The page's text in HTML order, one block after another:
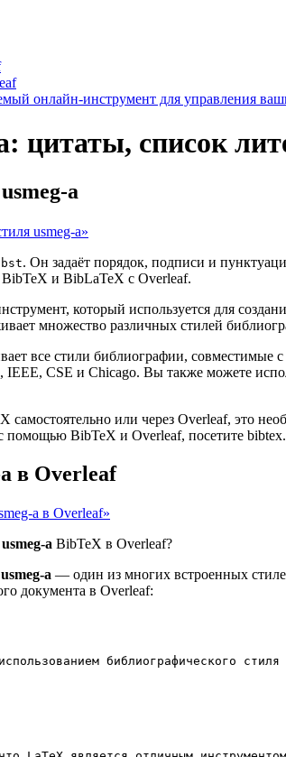
онлайн-инструмент для управления
цитаты, список
usmeg-a
usmeg-a»
. Он задаёт порядок, подписи и
BibTeX и BibLaTeX с Overleaf.
который используется для
множество различных стилей
все стили библиографии,
CSE и Chicago. Вы также можете
самостоятельно или через Overleaf, это
помощью BibTeX и Overleaf, посетите
в Overleaf
a в Overleaf»
usmeg-a BibTeX в Overleaf?
usmeg-a — один из многих встроенных
документа в Overleaf:
библиографического